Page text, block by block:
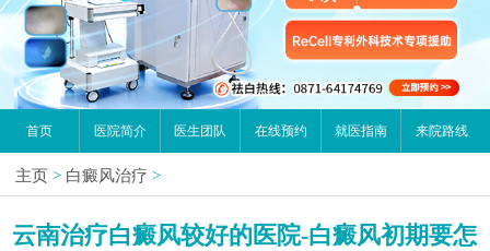
首页 医院简介 医生团队 在线预约 就医指南 来院路线
主页 > 白癜风治疗 >
云南治疗白癜风较好的医院-白癜风初期要怎